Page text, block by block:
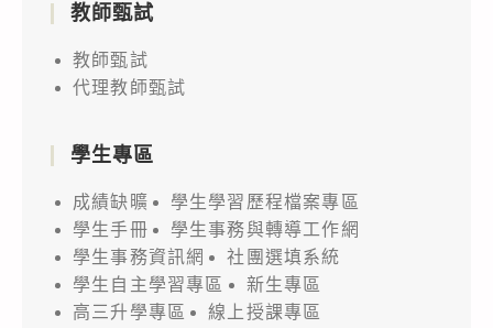
教師甄試
教師甄試
代理教師甄試
學生專區
成績缺曠
學生學習歷程檔案專區
學生手冊
學生事務與轉導工作網
學生事務資訊網
社團選填系統
學生自主學習專區
新生專區
高三升學專區
線上授課專區